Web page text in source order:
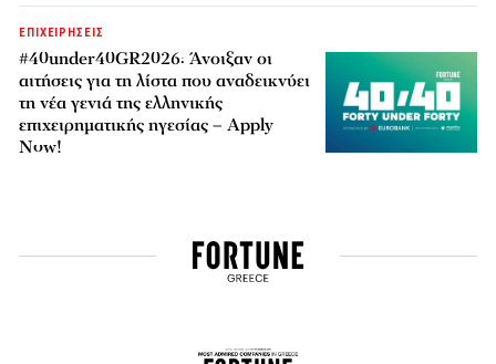
ΕΠΙΧΕΙΡΗΣΕΙΣ
#40under40GR2026: Άνοιξαν οι
αιτήσεις για τη λίστα που αναδεικνύει
τη νέα γενιά της ελληνικής
επιχειρηματικής ηγεσίας – Apply
Now!